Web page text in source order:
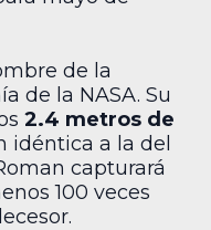
de la
de la NASA. Su
2.4 metros de
idéntica a la del
capturará
100 veces